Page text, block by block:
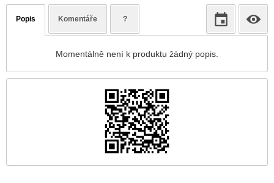
Popis Komentáře ?
Momentálně není k produktu žádný popis.